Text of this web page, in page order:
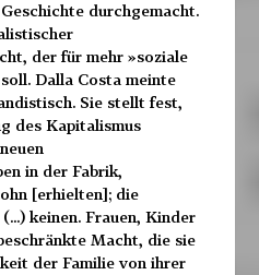
durchgemacht.
der für mehr »soziale
Dalla Costa meinte
Sie stellt fest,
des Kapitalismus
in der Fabrik,
[erhielten]; die
keinen. Frauen, Kinder
Macht, die sie
der Familie von ihrer